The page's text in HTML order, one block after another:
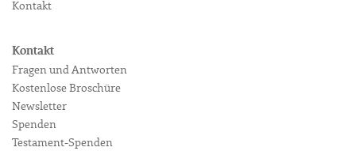
Kontakt
Kontakt
Fragen und Antworten
Kostenlose Broschüre
Newsletter
Spenden
Testament-Spenden